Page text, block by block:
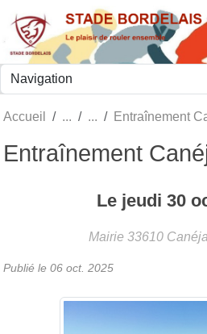
Accueil Entraînement
Entraînement
Le jeudi 30
Mairie 33610
Publié le 06 oct. 2025
Panneau de gestion des cookies